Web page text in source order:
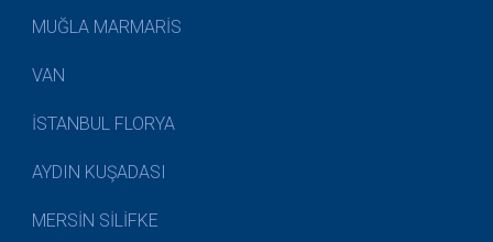
MUĞLA MARMARİS
VAN
İSTANBUL FLORYA
AYDIN KUŞADASI
MERSİN SİLİFKE